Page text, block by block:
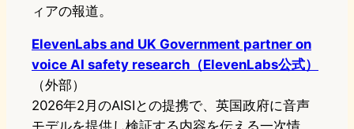
ィアの報道。
ElevenLabs and UK Government partner on
voice AI safety research（ElevenLabs公式）
（外部）
2026年2月のAISIとの提携で、英国政府に音声